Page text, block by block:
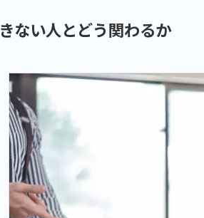
ない人とどう関わるか